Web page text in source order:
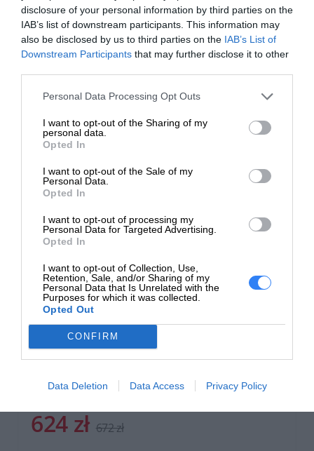
disclosure of your personal information by third parties on the
IAB’s list of downstream participants. This information may
also be disclosed by us to third parties on the IAB’s List of
Downstream Participants that may further disclose it to other
Personal Data Processing Opt Outs
I want to opt-out of the Sharing of my
personal data.
Opted In
I want to opt-out of the Sale of my
Personal Data.
Opted In
I want to opt-out of processing my
Personal Data for Targeted Advertising.
Opted In
I want to opt-out of Collection, Use,
Retention, Sale, and/or Sharing of my
Personal Data that Is Unrelated with the
Purposes for which it was collected.
Opted Out
CONFIRM
Data Deletion Data Access Privacy Policy
9D9L6A9
Dostępność:1 szt.
Promocja!
Monitor HP S5 Pro 524pf 23.8 FHD HDMI
624 zł 672 zł